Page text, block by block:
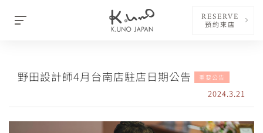
RESERVE
預約來店
野田設計師4月台南店駐店日期公告 重要公告
2024.3.21